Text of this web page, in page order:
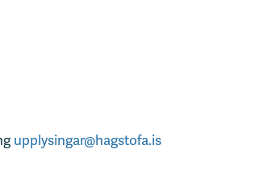
upplysingar@hagstofa.is